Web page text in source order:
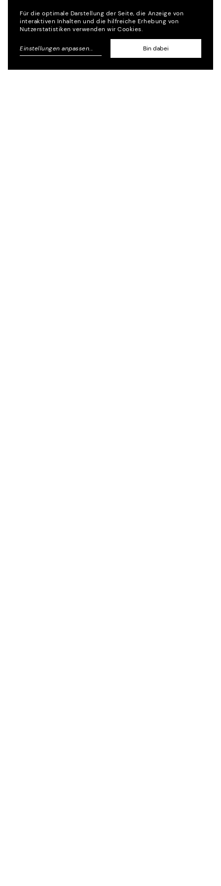
Für die optimale Darstellung der Seite, die Anzeige von
interaktiven Inhalten und die hilfreiche Erhebung von
Nutzerstatistiken verwenden wir Cookies.
Einstellungen anpassen... Bin dabei